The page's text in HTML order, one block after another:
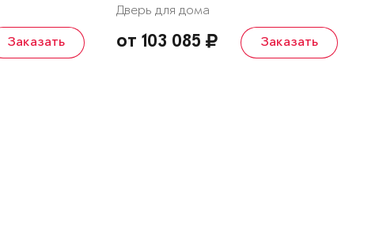
Заказать
Дверь для дома
от 103 085 Заказать